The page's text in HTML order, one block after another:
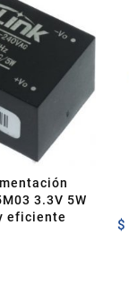
3.3V 5W
eficiente
$